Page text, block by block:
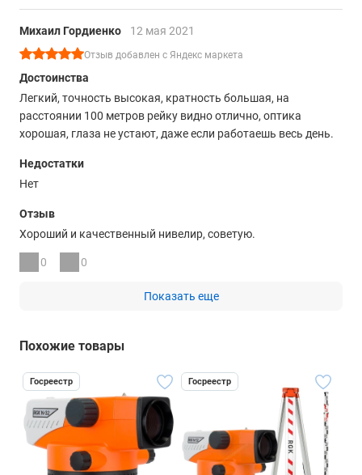
Михаил Гордиенко 12 мая 2021
Отзыв добавлен с Яндекс маркета
Достоинства
Легкий, точность высокая, кратность большая, на
расстоянии 100 метров рейку видно отлично, оптика
хорошая, глаза не устают, даже если работаешь весь день.
Недостатки
Нет
Отзыв
Хороший и качественный нивелир, советую.
0 0
Показать еще
Похожие товары
Госреестр Госреестр